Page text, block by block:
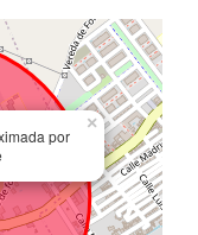
por
×